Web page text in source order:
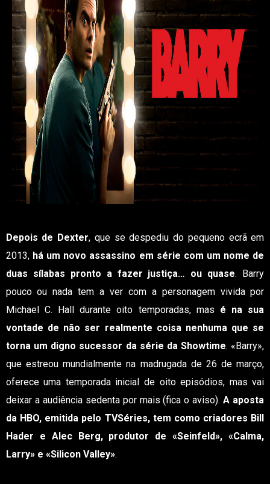
Depois de Dexter, que se despediu do pequeno ecrã em
2013, há um novo assassino em série com um nome de
duas sílabas pronto a fazer justiça… ou quase. Barry
pouco ou nada tem a ver com a personagem vivida por
Michael C. Hall durante oito temporadas, mas é na sua
vontade de não ser realmente coisa nenhuma que se
torna um digno sucessor da série da Showtime. «Barry»,
que estreou mundialmente na madrugada de 26 de março,
oferece uma temporada inicial de oito episódios, mas vai
deixar a audiência sedenta por mais (fica o aviso).A aposta
da HBO, emitida pelo TVSéries, tem como criadores Bill
Hader e Alec Berg, produtor de «Seinfeld», «Calma,
Larry» e «Silicon Valley».